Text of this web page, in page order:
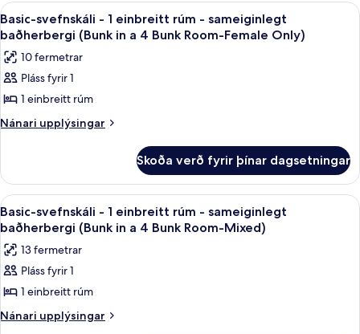
sameiginlegt
baðherbergi
(Bunk
in
a
Bunk
1
einbreitt
sameiginlegt
baðherbergi
(Bunk
in
a
Room)
Skoða
allar
myndir
fyrir
Basic-
svefnskáli
-
rúm
sameiginlegt
baðherbergi
(Bunk
in
a
Bunk
Dúnsængur, skrifborð, myrkratjöld/-
10
Basic-svefnskáli - 1 einbreitt rúm - sameiginlegt
baðherbergi (Bunk in a 4 Bunk Room-Female Only)
10 fermetrar
Pláss fyrir 1
1 einbreitt rúm
Nánari upplýsingar
Nánari
svefnskáli
1
einbreitt
sameiginlegt
baðherbergi
(Bunk
in
a
Skoða verð fyrir þínar dagsetningar
Skoða
allar
myndir
fyrir
Basic-
svefnskáli
-
Dúnsængur, skrifborð, myrkratjöld/-
10
Basic-svefnskáli - 1 einbreitt rúm - sameiginlegt
baðherbergi (Bunk in a 4 Bunk Room-Mixed)
13 fermetrar
Pláss fyrir 1
1 einbreitt rúm
Nánari upplýsingar
Nánari